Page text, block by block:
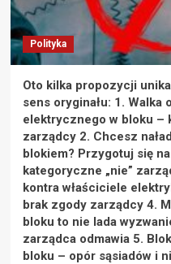
Polityka
Oto kilka propozycji
sens oryginału: 1. Walka
elektrycznego w bloku –
zarządcy 2. Chcesz
blokiem? Przygotuj się
kategoryczne „nie”
kontra właściciele
brak zgody zarządcy 4.
bloku to nie lada
zarządca odmawia 5.
bloku – opór sąsiadów i